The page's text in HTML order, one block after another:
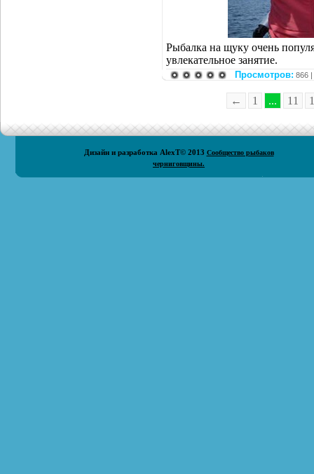
Рыбалка на щуку очень
увлекательное занятие.
Просмотров: 866 |
← 1 ... 11
Дизайн и разработка AlexT© 2013 Сообщество рыбаков
черниговщины.